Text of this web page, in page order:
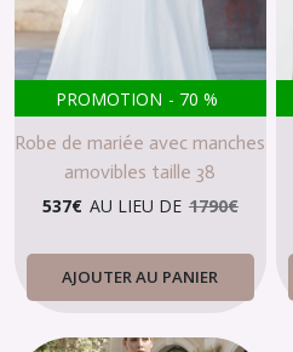
PROMOTION - 70 %
Robe de mariée avec manches
amovibles taille 38
537€ AU LIEU DE 1790€
AJOUTER AU PANIER